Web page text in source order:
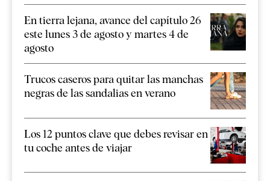
En tierra lejana, avance del capítulo 26
este lunes 3 de agosto y martes 4 de
agosto
Trucos caseros para quitar las manchas
negras de las sandalias en verano
Los 12 puntos clave que debes revisar en
tu coche antes de viajar